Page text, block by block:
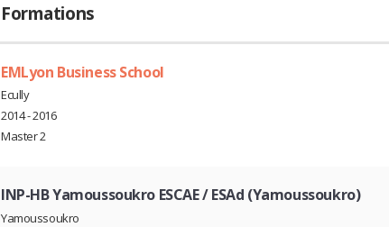
Formations
EMLyon Business School
Ecully
2014 - 2016
Master 2
INP-HB Yamoussoukro ESCAE / ESAd (Yamoussoukro)
Yamoussoukro